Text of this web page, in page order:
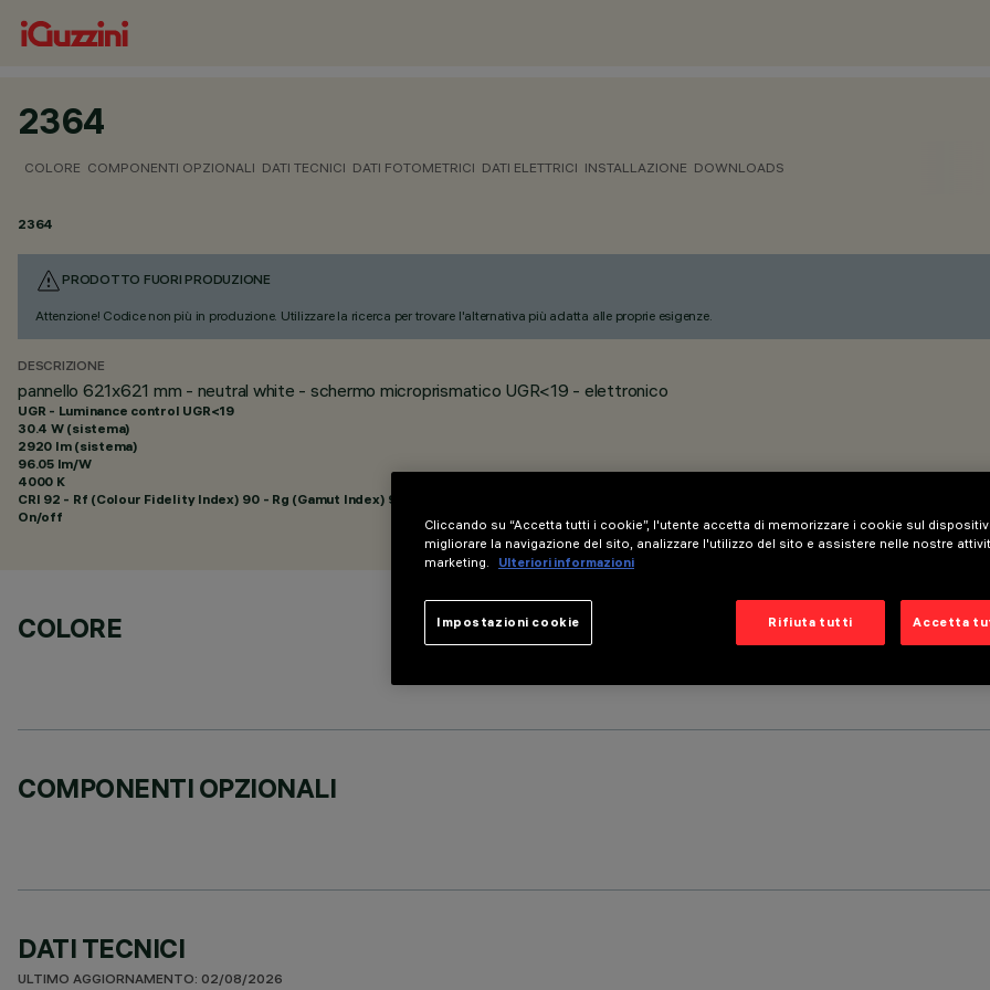
2364
COLORE COMPONENTI OPZIONALI DATI TECNICI DATI FOTOMETRICI DATI ELETTRICI INSTALLAZIONE DOWNLOADS
2364
PRODOTTO FUORI PRODUZIONE
Attenzione! Codice non più in produzione. Utilizzare la ricerca per trovare l'alternativa più adatta alle proprie esigenze.
DESCRIZIONE
pannello 621x621 mm - neutral white - schermo microprismatico UGR<19 - elettronico
UGR - Luminance control UGR<19
30.4 W (sistema)
2920 lm (sistema)
96.05 lm/W
4000 K
CRI 92 - Rf (Colour Fidelity Index) 90 - Rg (Gamut Index) 98
On/off
COLORE
COMPONENTI OPZIONALI
DATI TECNICI
ULTIMO AGGIORNAMENTO: 02/08/2026
Cliccando su “Accetta tutti i cookie”, l'utente accetta di memorizzare i cookie sul
migliorare la navigazione del sito, analizzare l'utilizzo del sito e assistere nelle nostre
marketing.
Ulteriori informazioni
Rifiuta tutti Accetta
Impostazioni cookie